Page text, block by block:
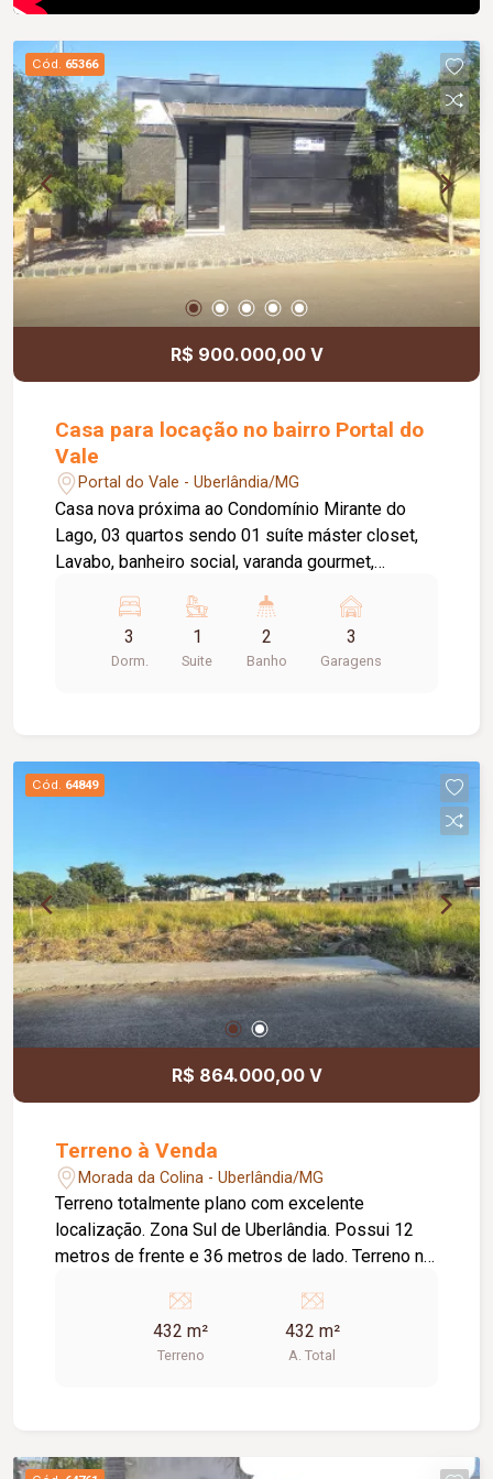
Cód. 65366
R$ 900.000,00 V
Casa para locação no bairro Portal do
Vale
Portal do Vale - Uberlândia/MG
Casa nova próxima ao Condomínio Mirante do
Lago, 03 quartos sendo 01 suíte máster closet,
Lavabo, banheiro social, varanda gourmet,
em alumínio, painel marmorizado, acabamento em
pedras são Gabriel, portão 3 m² altura, jardins,
iluminação em Led, garagem para 03 carros. **
3
Dorm.
1
Suite
2
Banho
3
Garagens
Cód. 64849
R$ 864.000,00 V
Terreno à Venda
Morada da Colina - Uberlândia/MG
Terreno totalmente plano com excelente
localização. Zona Sul de Uberlândia. Possui 12
metros de frente e 36 metros de lado. Terreno no
432 m²
Terreno
432 m²
A. Total